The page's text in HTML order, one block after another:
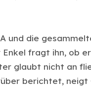
und die
fragt ihn, ob
glaubt nicht an
berichtet,